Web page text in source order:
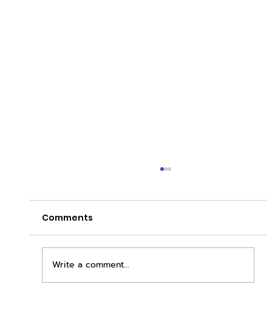
Comments
Write a comment...